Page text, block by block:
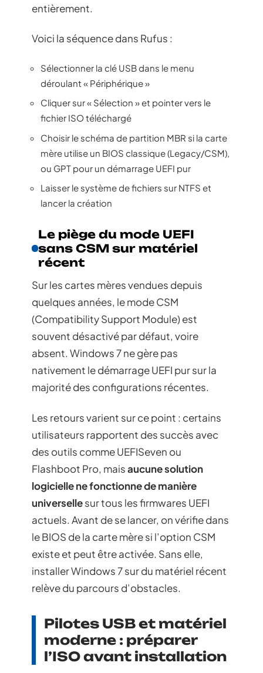
entièrement.
Voici la séquence dans Rufus :
Sélectionner la clé USB dans le menu
déroulant « Périphérique »
Cliquer sur « Sélection » et pointer vers le
fichier ISO téléchargé
Choisir le schéma de partition MBR si la carte
mère utilise un BIOS classique (Legacy/CSM),
ou GPT pour un démarrage UEFI pur
Laisser le système de fichiers sur NTFS et
lancer la création
Le piège du mode UEFI
sans CSM sur matériel
récent
Sur les cartes mères vendues depuis
quelques années, le mode CSM
(Compatibility Support Module) est
souvent désactivé par défaut, voire
absent. Windows 7 ne gère pas
nativement le démarrage UEFI pur sur la
majorité des configurations récentes.
Les retours varient sur ce point : certains
utilisateurs rapportent des succès avec
des outils comme UEFISeven ou
Flashboot Pro, maisaucune solution
logicielle ne fonctionne de manière
universellesur tous les firmwares UEFI
actuels. Avant de se lancer, on vérifie dans
le BIOS de la carte mère si l’option CSM
existe et peut être activée. Sans elle,
installer Windows 7 sur du matériel récent
relève du parcours d’obstacles.
Pilotes USB et matériel
moderne : préparer
l’ISO avant installation